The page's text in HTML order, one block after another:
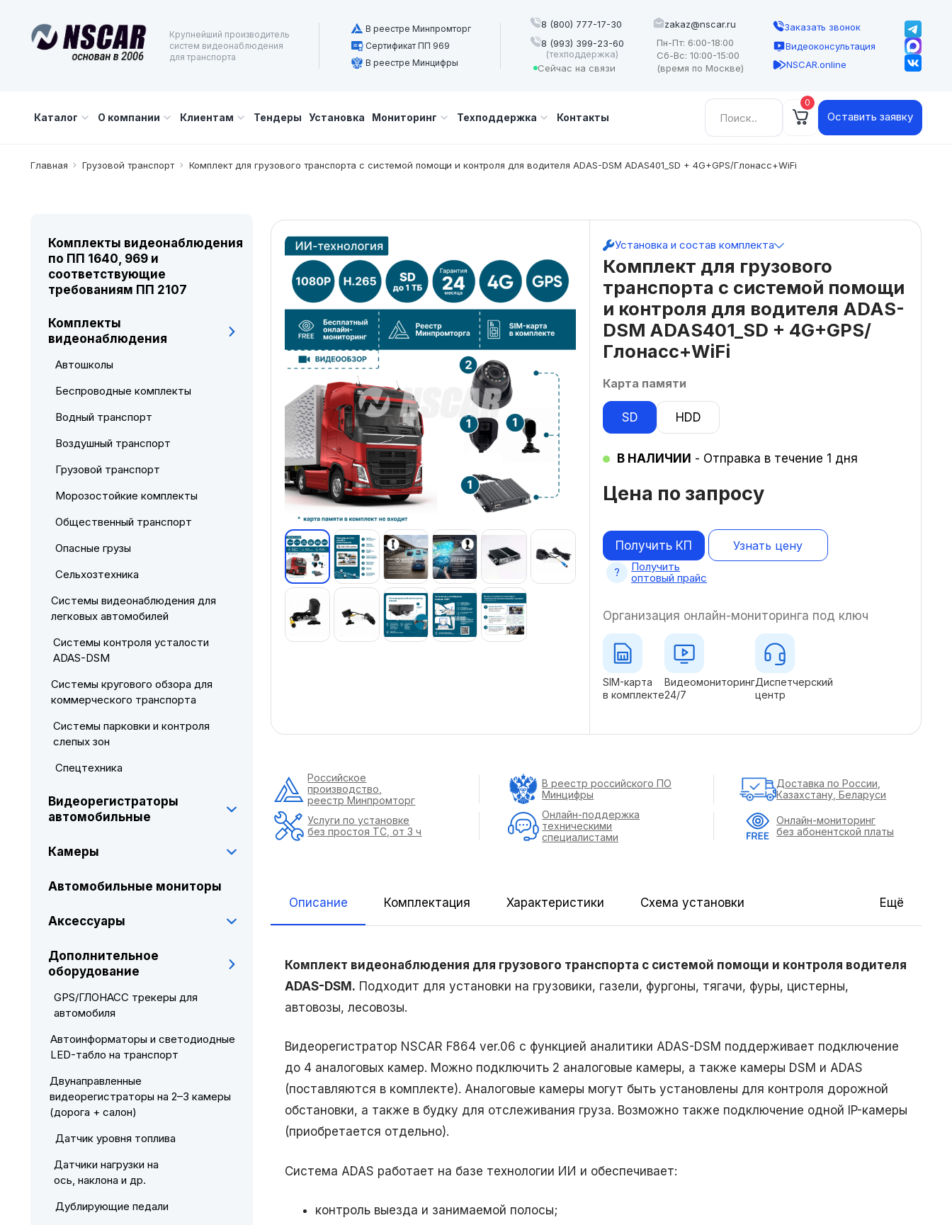
Крупнейший производитель
систем видеонаблюдения
для транспорта
В реестре Минпромторг
Сертификат ПП 969
В реестре Минцифры
8 (800) 777-17-30
8 (993) 399-23-60
(техподдержка)
Сейчас на связи
zakaz@nscar.ru
Пн-Пт: 6:00-18:00
Сб-Вс: 10:00-15:00
(время по Москве)
Заказать звонок
Видеоконсультация
NSCAR.online
Каталог О компании Клиентам Тендеры Установка Мониторинг Техподдержка Контакты
Найти: 0
Оставить заявку
Главная Грузовой транспорт Комплект для грузового транспорта с системой помощи и контроля для водителя ADAS-DSM ADAS401_SD + 4G+GPS/Глонасс+WiFi
Комплект для грузового
транспорта с системой помощи
и контроля для водителя ADAS-
DSM ADAS401_SD + 4G+GPS/
Глонасс+WiFi
Цена по запросу
Карта памяти
SD HDD
В НАЛИЧИИ - Отправка в течение 1 дня
Установка и состав комплекта
Узнать цену
Получить КП
Получить
оптовый прайс
Организация онлайн-мониторинга под ключ
SIM-карта
в комплекте
Видеомониторинг
24/7
Диспетчерский
центр
Описание Комплектация Характеристики Схема установки Ещё
Комплект видеонаблюдения для грузового транспорта с системой помощи и контроля водителя
ADAS-DSM. Подходит для установки на грузовики, газели, фургоны, тягачи, фуры, цистерны,
автовозы, лесовозы.
Видеорегистратор NSCAR F864 ver.06 с функцией аналитики ADAS-DSM поддерживает подключение
до 4 аналоговых камер. Можно подключить 2 аналоговые камеры, а также камеры DSM и ADAS
(поставляются в комплекте). Аналоговые камеры могут быть установлены для контроля дорожной
обстановки, а также в будку для отслеживания груза. Возможно также подключение одной IP-камеры
(приобретается отдельно).
Система ADAS работает на базе технологии ИИ и обеспечивает:
контроль выезда и занимаемой полосы;
Российское
производство,
реестр Минпромторг
В реестр российского ПО
Минцифры
Доставка по России,
Казахстану, Беларуси
Услуги по установке
без простоя ТС, от 3 ч
Онлайн-поддержка
техническими
специалистами
Онлайн-мониторинг
без абонентской платы
Комплекты видеонаблюдения
по ПП 1640, 969 и
соответствующие
требованиям ПП 2107
Комплекты
видеонаблюдения
Автошколы
Беспроводные комплекты
Водный транспорт
Воздушный транспорт
Грузовой транспорт
Морозостойкие комплекты
Общественный транспорт
Опасные грузы
Сельхозтехника
Системы видеонаблюдения для
легковых автомобилей
Системы контроля усталости
ADAS-DSM
Системы кругового обзора для
коммерческого транспорта
Системы парковки и контроля
слепых зон
Спецтехника
Видеорегистраторы
автомобильные
Камеры
Автомобильные мониторы
Аксессуары
Дополнительное
оборудование
GPS/ГЛОНАСС трекеры для
автомобиля
Автоинформаторы и светодиодные
LED-табло на транспорт
Двунаправленные
видеорегистраторы на 2–3 камеры
(дорога + салон)
Датчик уровня топлива
Датчики нагрузки на
ось, наклона и др.
Дублирующие педали